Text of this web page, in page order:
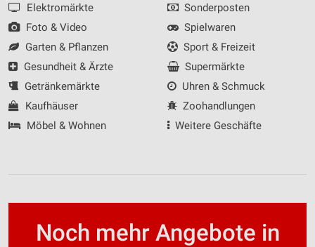
Elektromärkte
Foto & Video
Garten & Pflanzen
Gesundheit & Ärzte
Getränkemärkte
Kaufhäuser
Möbel & Wohnen
Sonderposten
Spielwaren
Sport & Freizeit
Supermärkte
Uhren & Schmuck
Zoohandlungen
Weitere Geschäfte
Noch mehr Angebote in